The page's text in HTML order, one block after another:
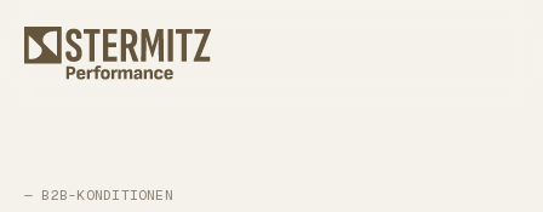
— B2B-KONDITIONEN